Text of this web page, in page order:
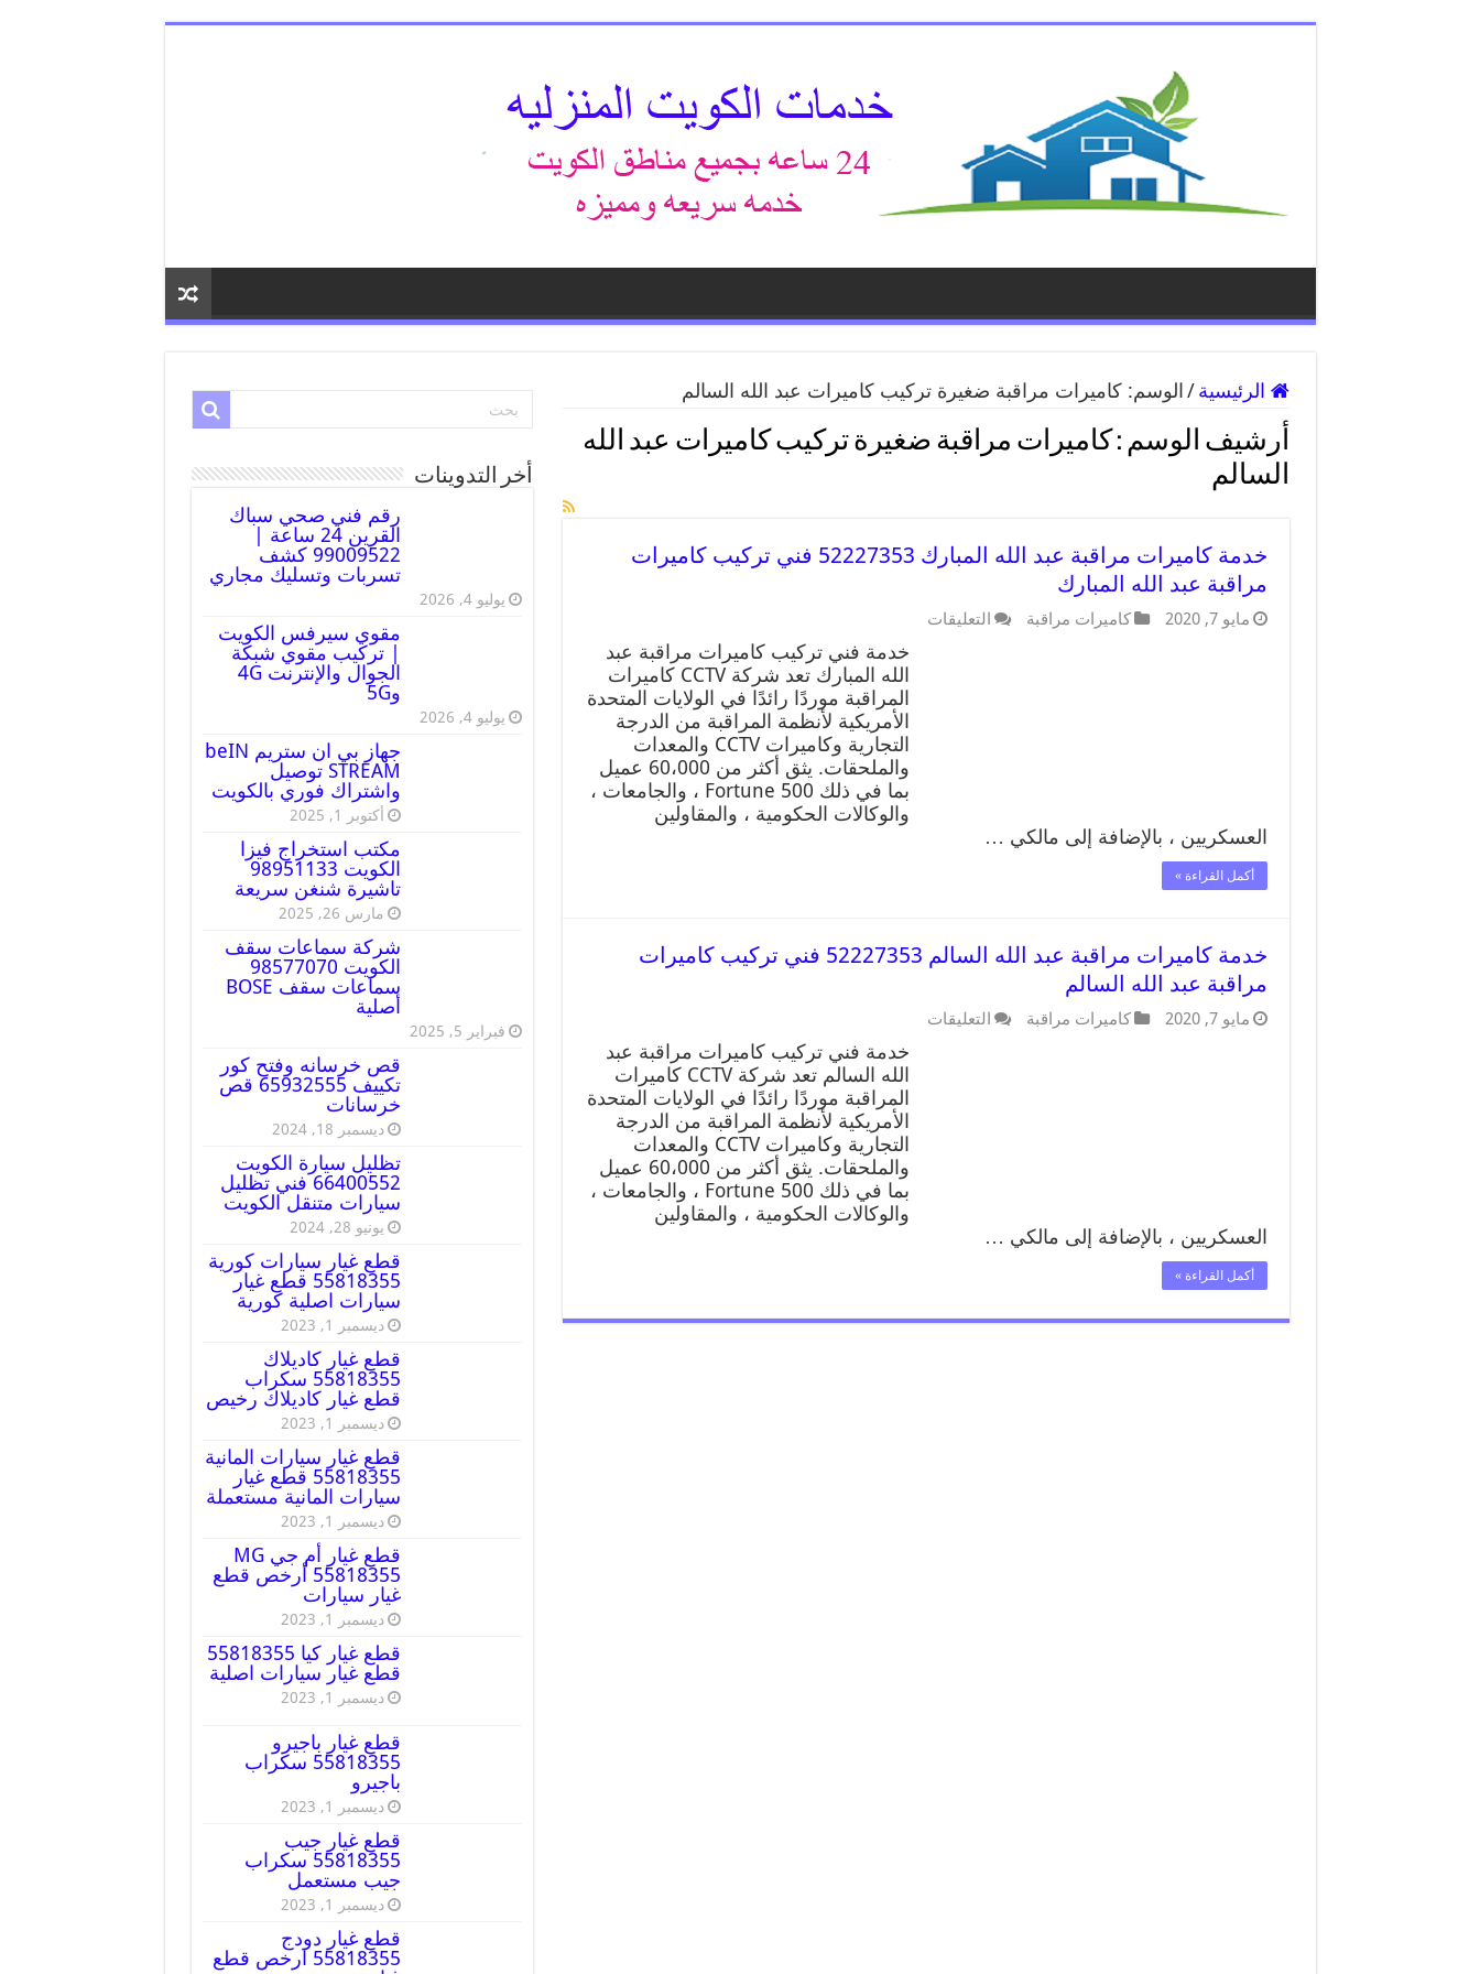
الرئيسية / الوسم:كاميرات مراقبة ضغيرة تركيب كاميرات عبد الله السالم
أرشيف الوسم : كاميرات مراقبة ضغيرة تركيب كاميرات عبد الله
السالم
خدمة كاميرات مراقبة عبد الله المبارك 52227353 فني تركيب كاميرات
مراقبة عبد الله المبارك
مايو 7, 2020 كاميرات مراقبة التعليقات
خدمة فني تركيب كاميرات مراقبة عبد
الله المبارك تعد شركة CCTV كاميرات
المراقبة موردًا رائدًا في الولايات المتحدة
الأمريكية لأنظمة المراقبة من الدرجة
التجارية وكاميرات CCTV والمعدات
والملحقات. يثق أكثر من 60،000 عميل
بما في ذلك Fortune 500 ، والجامعات ،
والوكالات الحكومية ، والمقاولين
العسكريين ، بالإضافة إلى مالكي …
أكمل القراءة »
خدمة كاميرات مراقبة عبد الله السالم 52227353 فني تركيب كاميرات
مراقبة عبد الله السالم
مايو 7, 2020 كاميرات مراقبة التعليقات
خدمة فني تركيب كاميرات مراقبة عبد
الله السالم تعد شركة CCTV كاميرات
المراقبة موردًا رائدًا في الولايات المتحدة
الأمريكية لأنظمة المراقبة من الدرجة
التجارية وكاميرات CCTV والمعدات
والملحقات. يثق أكثر من 60،000 عميل
بما في ذلك Fortune 500 ، والجامعات ،
والوكالات الحكومية ، والمقاولين
العسكريين ، بالإضافة إلى مالكي …
أكمل القراءة »
أخر التدوينات
رقم فني صحي سباك
القرين 24 ساعة |
99009522 كشف
تسربات وتسليك مجاري
يوليو 4, 2026
مقوي سيرفس الكويت
| تركيب مقوي شبكة
الجوال والإنترنت 4G
و5G
يوليو 4, 2026
جهاز بي ان ستريم beIN
STREAM توصيل
واشتراك فوري بالكويت
أكتوبر 1, 2025
مكتب استخراج فيزا
الكويت 98951133
تاشيرة شنغن سريعة
مارس 26, 2025
شركة سماعات سقف
الكويت 98577070
سماعات سقف BOSE
أصلية
فبراير 5, 2025
قص خرسانه وفتح كور
تكييف 65932555 قص
خرسانات
ديسمبر 18, 2024
تظليل سيارة الكويت
66400552 فني تظليل
سيارات متنقل الكويت
يونيو 28, 2024
قطع غيار سيارات كورية
55818355 قطع غيار
سيارات اصلية كورية
ديسمبر 1, 2023
قطع غيار كاديلاك
55818355 سكراب
قطع غيار كاديلاك رخيص
ديسمبر 1, 2023
قطع غيار سيارات المانية
55818355 قطع غيار
سيارات المانية مستعملة
ديسمبر 1, 2023
قطع غيار أم جي MG
55818355 أرخص قطع
غيار سيارات
ديسمبر 1, 2023
قطع غيار كيا 55818355
قطع غيار سيارات اصلية
ديسمبر 1, 2023
قطع غيار باجيرو
55818355 سكراب
باجيرو
ديسمبر 1, 2023
قطع غيار جيب
55818355 سكراب
جيب مستعمل
ديسمبر 1, 2023
قطع غيار دودج
55818355 ارخص قطع